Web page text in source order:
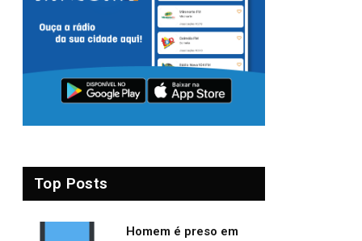
Top Posts
Homem é preso em